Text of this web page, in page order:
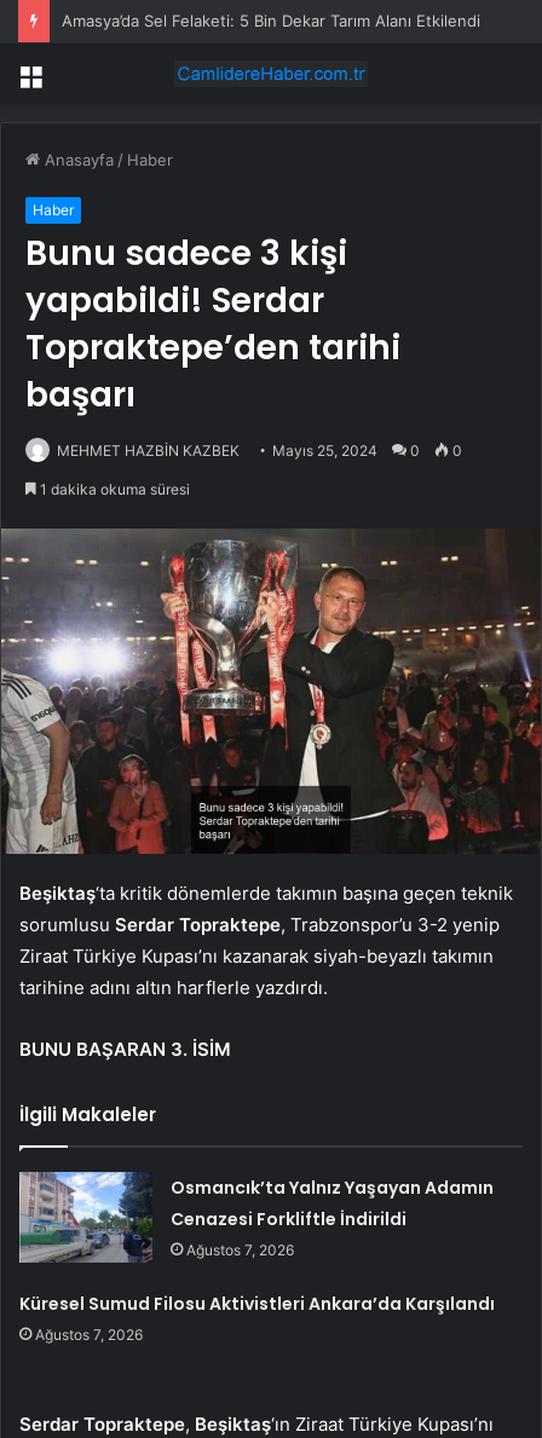
Amasya’da Sel Felaketi: 5 Bin Dekar Tarım Alanı Etkilendi
Menü
Anasayfa / Haber
Haber
Bunu sadece 3 kişi
yapabildi! Serdar
Topraktepe’den tarihi
başarı
MEHMET HAZBİN KAZBEK Mayıs 25, 2024 0 0
1 dakika okuma süresi
Beşiktaş‘ta kritik dönemlerde takımın başına geçen teknik
sorumlusu Serdar Topraktepe, Trabzonspor’u 3-2 yenip
Ziraat Türkiye Kupası’nı kazanarak siyah-beyazlı takımın
tarihine adını altın harflerle yazdırdı.
BUNU BAŞARAN 3. İSİM
İlgili Makaleler
Osmancık’ta Yalnız Yaşayan Adamın
Cenazesi Forkliftle İndirildi
Ağustos 7, 2026
Küresel Sumud Filosu Aktivistleri Ankara’da Karşılandı
Ağustos 7, 2026
Serdar Topraktepe, Beşiktaş‘ın Ziraat Türkiye Kupası’nı